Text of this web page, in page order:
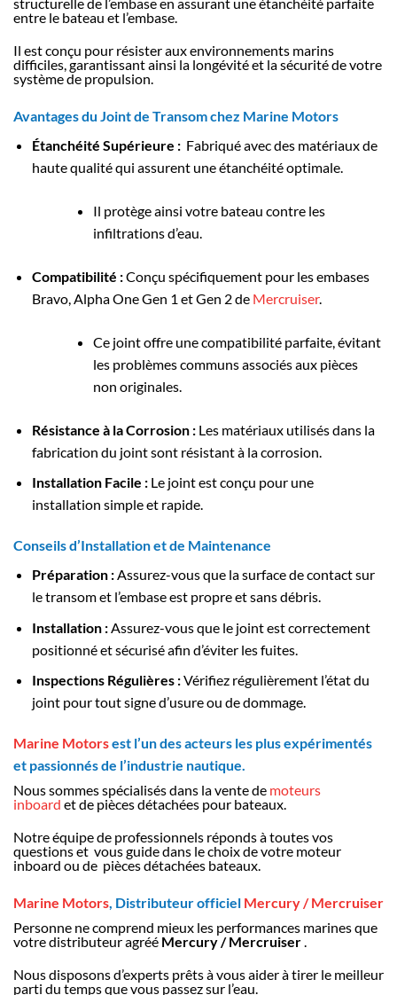
entre le bateau et l’embase.
Il est conçu pour résister aux environnements marins
difficiles, garantissant ainsi la longévité et la sécurité de votre
système de propulsion.
Avantages du Joint de Transom chez Marine Motors
Étanchéité Supérieure :Fabriqué avec des matériaux de
haute qualité qui assurent une étanchéité optimale.
Il protège ainsi votre bateau contre les
infiltrations d’eau.
Compatibilité :Conçu spécifiquement pour les embases
Bravo, Alpha One Gen 1 et Gen 2 de Mercruiser.
Ce joint offre une compatibilité parfaite, évitant
les problèmes communs associés aux pièces
non originales.
Résistance à la Corrosion :Les matériaux utilisés dans la
fabrication du joint sont résistant à la corrosion.
Installation Facile :Le joint est conçu pour une
installation simple et rapide.
Conseils d’Installation et de Maintenance
Préparation :Assurez-vous que la surface de contact sur
le transom et l’embase est propre et sans débris.
Installation :Assurez-vous que le joint est correctement
positionné et sécurisé afin d’éviter les fuites.
Inspections Régulières :Vérifiez régulièrement l’état du
joint pour tout signe d’usure ou de dommage.
Marine Motorsest l’un des acteurs les plus expérimentés
et passionnés de l’industrie nautique.
Nous sommes spécialisés dans la vente de moteurs
inboard et de pièces détachées pour bateaux.
Notre équipe de professionnels réponds à toutes vos
questions et vous guide dans le choix de votre moteur
inboard ou de pièces détachées bateaux.
Marine Motors, Distributeur officiel Mercury / Mercruiser
Personne ne comprend mieux les performances marines que
votre distributeur agréé Mercury / Mercruiser.
Nous disposons d’experts prêts à vous aider à tirer le meilleur
parti du temps que vous passez sur l’eau.